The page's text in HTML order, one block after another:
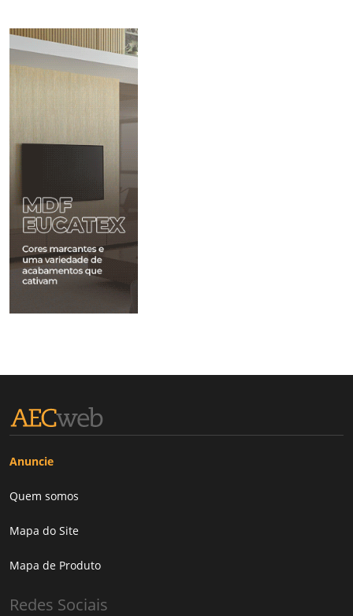
Anuncie
Quem somos
Mapa do Site
Mapa de Produto
Redes Sociais